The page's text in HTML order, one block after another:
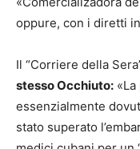
oppure, con i diretti
Il “Corriere della
stesso Occhiuto:
essenzialmente
stato superato